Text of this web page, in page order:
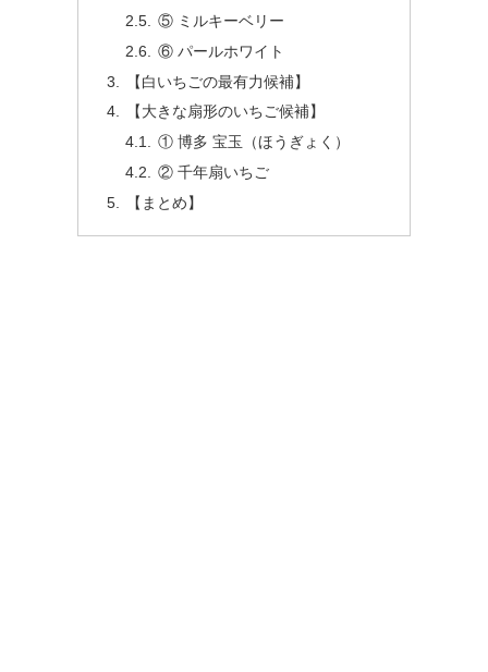
⑤ ミルキーベリー
⑥ パールホワイト
【白いちごの最有力候補】
【大きな扇形のいちご候補】
① 博多 宝玉（ほうぎょく）
② 千年扇いちご
【まとめ】